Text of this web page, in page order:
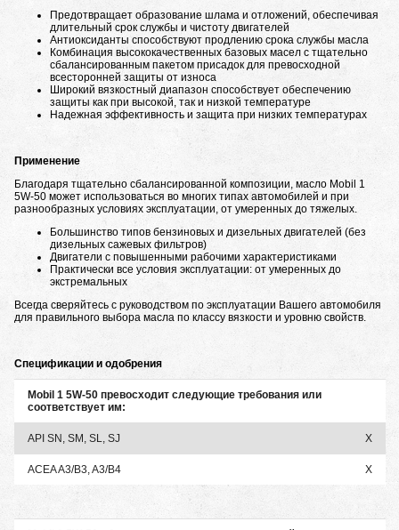
Предотвращает образование шлама и отложений, обеспечивая
длительный срок службы и чистоту двигателей
Антиоксиданты способствуют продлению срока службы масла
Комбинация высококачественных базовых масел с тщательно
сбалансированным пакетом присадок для превосходной
всесторонней защиты от износа
Широкий вязкостный диапазон способствует обеспечению
защиты как при высокой, так и низкой температуре
Надежная эффективность и защита при низких температурах
Применение
Благодаря тщательно сбалансированной композиции, масло Mobil 1
5W-50 может использоваться во многих типах автомобилей и при
разнообразных условиях эксплуатации, от умеренных до тяжелых.
Большинство типов бензиновых и дизельных двигателей (без
дизельных сажевых фильтров)
Двигатели с повышенными рабочими характеристиками
Практически все условия эксплуатации: от умеренных до
экстремальных
Всегда сверяйтесь с руководством по эксплуатации Вашего автомобиля
для правильного выбора масла по классу вязкости и уровню свойств.
Спецификации и одобрения
Mobil 1 5W-50 превосходит следующие требования или
соответствует им:
API SN, SM, SL, SJ X
ACEA A3/B3, A3/B4 X